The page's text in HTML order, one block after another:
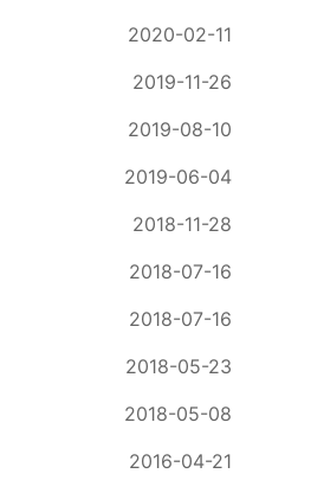
2020-02-11
2019-11-26
2019-08-10
2019-06-04
2018-11-28
2018-07-16
2018-07-16
2018-05-23
2018-05-08
2016-04-21